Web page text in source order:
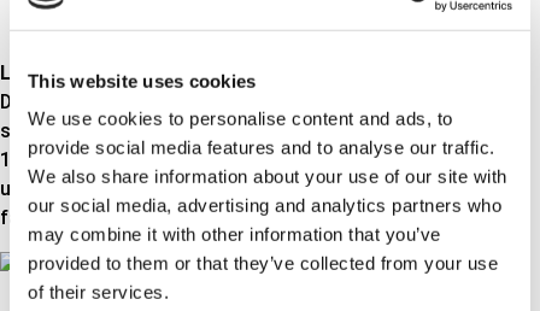
This website uses cookies
We use cookies to personalise content and ads, to
provide social media features and to analyse our traffic.
We also share information about your use of our site with
our social media, advertising and analytics partners who
may combine it with other information that you’ve
provided to them or that they’ve collected from your use
of their services.
Lodning
De op til 5 ledninger som skal loddes sammen, udgør et
svagt punkt af flere årsager:
1) Ledningerne kan forbindes forkert, fordi farverne på
universal lambdasensoren ofte ikke er de samme, som
farverne på køretøjets ledningsnet.